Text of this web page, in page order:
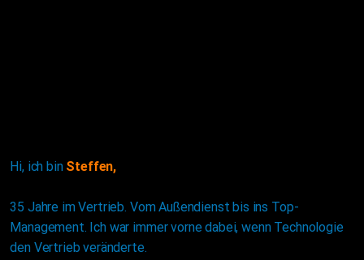
Hi, ich bin Steffen,
35 Jahre im Vertrieb. Vom Außendienst bis ins Top-
Management. Ich war immer vorne dabei, wenn Technologie
den Vertrieb veränderte.